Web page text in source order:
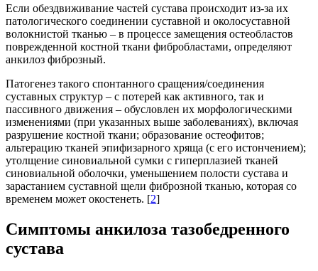
Если обездвиживание частей сустава происходит из-за их
патологического соединении суставной и околосуставной
волокнистой тканью – в процессе замещения остеобластов
поврежденной костной ткани фибробластами, определяют
анкилоз фиброзный.
Патогенез такого спонтанного сращения/соединения
суставных структур – с потерей как активного, так и
пассивного движения – обусловлен их морфологическими
изменениями (при указанных выше заболеваниях), включая
разрушение костной ткани; образование остеофитов;
альтерацию тканей эпифизарного хряща (с его истончением);
утолщение синовиальной сумки с гиперплазией тканей
синовиальной оболочки, уменьшением полости сустава и
зарастанием суставной щели фиброзной тканью, которая со
временем может окостенеть. [2]
Симптомы анкилоза тазобедренного
сустава